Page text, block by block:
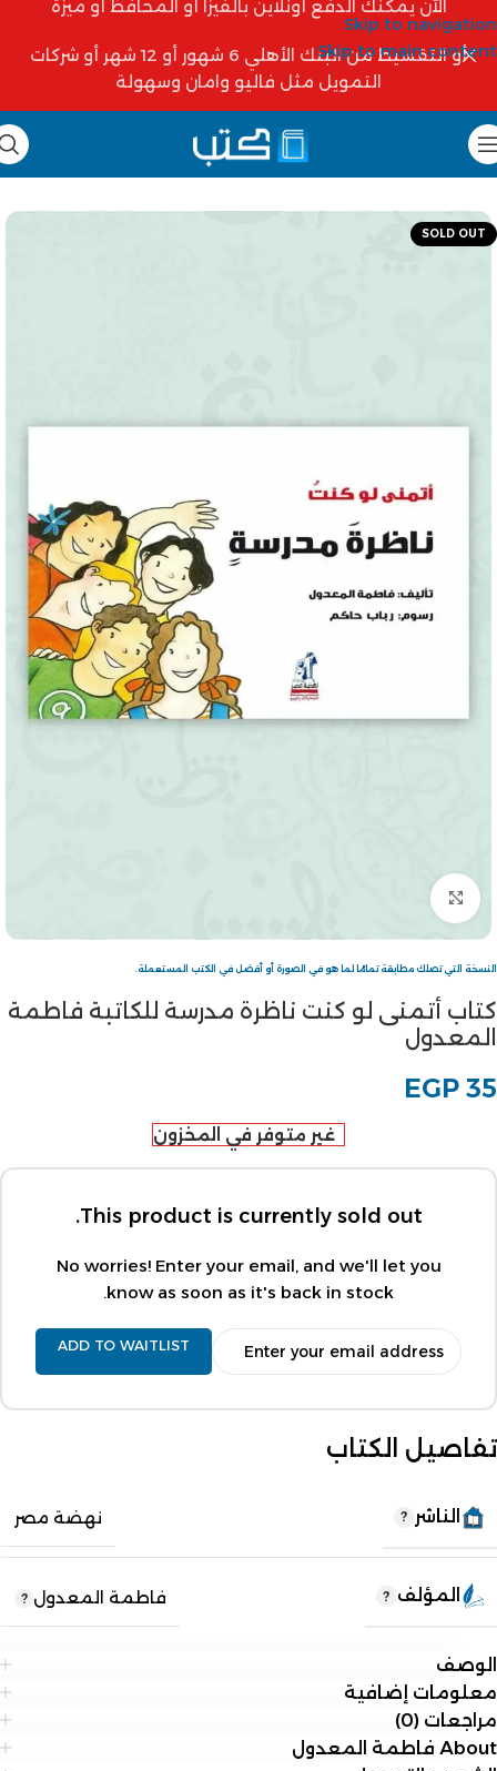
Skip to navigation
Skip to main content
الآن يمكنك الدفع أونلاين بالفيزا أو المحافظ أو ميزة
أو التقسيط من البنك الأهلي 6 شهور أو 12 شهر أو شركات
التمويل مثل فاليو وامان وسهولة
SOLD OUT
Click to enlarge
النسخة التي تصلك مطابقة تمامًا لما هو في الصورة أو أفضل في الكتب المستعملة.
كتاب أتمنى لو كنت ناظرة مدرسة للكاتبة فاطمة
المعدول
EGP 35
غير متوفر في المخزون
This product is currently sold out.
No worries! Enter your email, and we'll let you
know as soon as it's back in stock.
ADD TO WAITLIST
تفاصيل الكتاب
الناشر نهضة مصر
المؤلف فاطمة المعدول
الوصف
معلومات إضافية
مراجعات (0)
About فاطمة المعدول